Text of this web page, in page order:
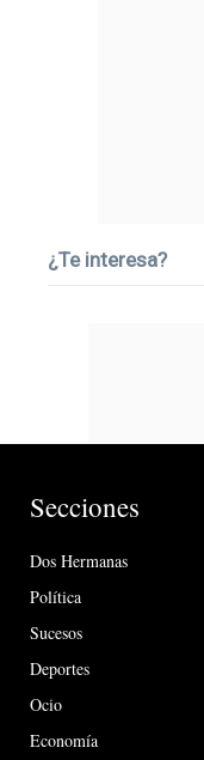
¿Te interesa?
Secciones
Dos Hermanas
Política
Sucesos
Deportes
Ocio
Economía